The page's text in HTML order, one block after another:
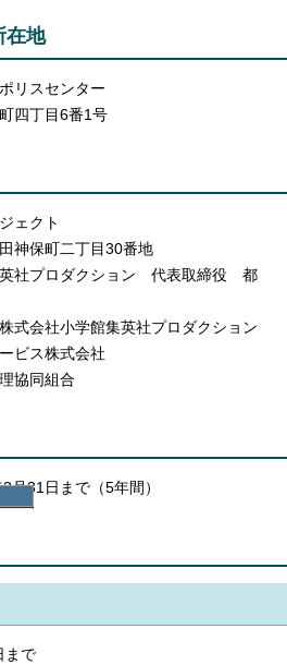
在地
リスセンター
四丁目6番1号
ェクト
神保町二丁目30番地
社プロダクション 代表取締役 都
会社小学館集英社プロダクション
ビス株式会社
協同組合
月31日まで（5年間）
まで